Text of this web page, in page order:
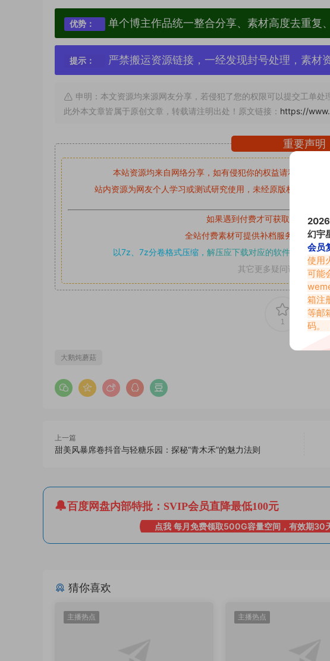
优势： 单个博主作品统一整合分享、素材高度去重复
提示： 严禁搬运资源链接，一经发现封号处理，素材
申明：本文资源均来源网友分享，若侵犯了您的权限可以提交工单处
此外本文章皆属于原创文章，转载请注明出处！原文链接： https://
重要声明
本站资源均来自网络分享，如有侵犯你的权益请私信留言
站内资源为网友个人学习或测试研究使用，未经原版权作者许
如果遇到付费才可获取的素材，
全站付费素材可提供补档服务
均有备份
以7z、7z分卷格式压缩， 解压应下载对应的软件操作，电
其它更多疑问请查看站
1
大鹅炖蘑菇
上一篇
甜美风暴席卷抖音与轻糖乐园：探秘“青木禾”的魅力法则
百度网盘内部特批：SVIP会员直降最低100元
点我 每月免费领取500G容量空间，有效期30
猜你喜欢
主播热点 主播热点
2026
幻宇
会员
使用
可能
箱注
等邮
码。